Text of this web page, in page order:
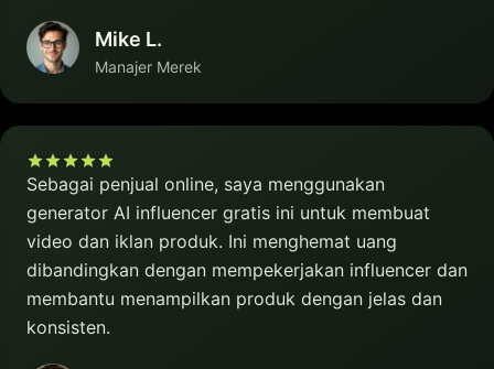
Mike L.
Manajer Merek
Sebagai penjual online, saya menggunakan
generator AI influencer gratis ini untuk membuat
video dan iklan produk. Ini menghemat uang
dibandingkan dengan mempekerjakan influencer dan
membantu menampilkan produk dengan jelas dan
konsisten.